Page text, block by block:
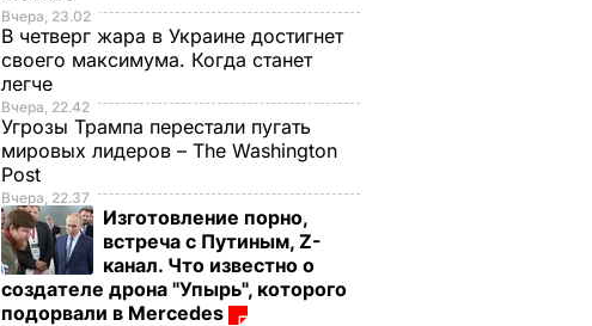
Вчера, 23.02
В четверг жара в Украине достигнет
своего максимума. Когда станет
легче
Вчера, 22.42
Угрозы Трампа перестали пугать
мировых лидеров – The Washington
Post
Вчера, 22.37
Изготовление порно,
встреча с Путиным, Z-
канал. Что известно о
создателе дрона "Упырь", которого
подорвали в Mercedes